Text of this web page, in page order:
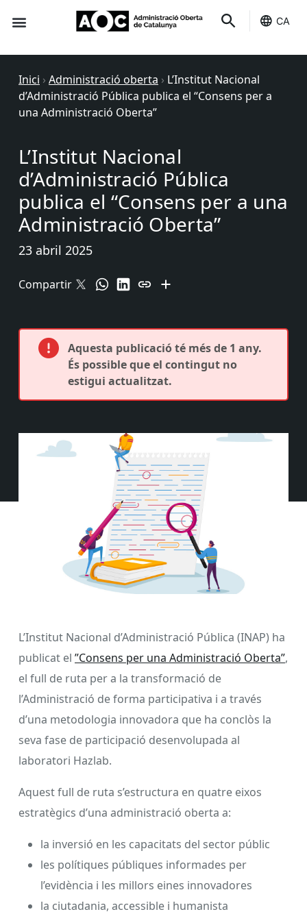
CA
Inici › Administració oberta › L’Institut Nacional
d’Administració Pública publica el “Consens per a
una Administració Oberta”
L’Institut Nacional
d’Administració Pública
publica el “Consens per a una
Administració Oberta”
23 abril 2025
Compartir
Aquesta publicació té més de 1 any.
És possible que el contingut no
estigui actualitzat.
L’Institut Nacional d’Administració Pública (INAP) ha
publicat el ”Consens per una Administració Oberta”,
el full de ruta per a la transformació de
l’Administració de forma participativa i a través
d’una metodologia innovadora que ha conclòs la
seva fase de participació desenvolupada al
laboratori Hazlab.
Aquest full de ruta s’estructura en quatre eixos
estratègics d’una administració oberta a:
la inversió en les capacitats del sector públic
les polítiques públiques informades per
l’evidència i les millors eines innovadores
la ciutadania, accessible i humanista